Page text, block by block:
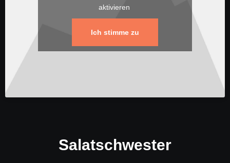
aktivieren
Ich stimme zu
Salatschwester